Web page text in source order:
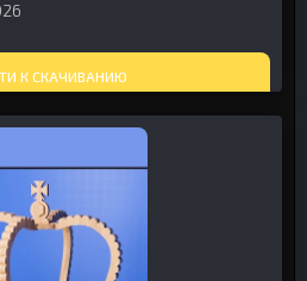
К СКАЧИВАНИЮ